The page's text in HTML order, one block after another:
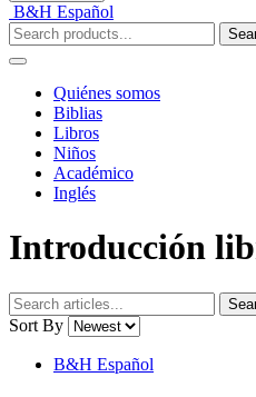
B&H Español
Quiénes somos
Biblias
Libros
Niños
Académico
Inglés
Introducción
Sort By
B&H Español